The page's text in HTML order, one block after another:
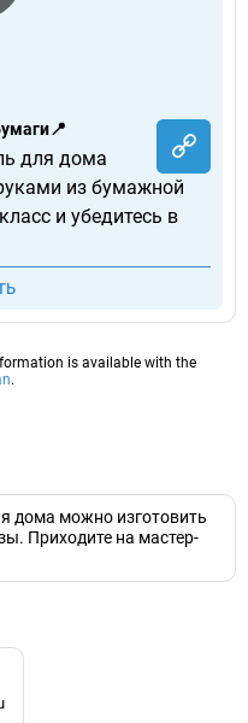
для дома
из бумажной
и убедитесь в
is available with the
.
дома можно изготовить
Приходите на мастер-